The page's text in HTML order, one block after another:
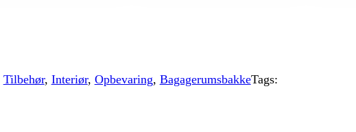
Tilbehør, Interiør, Opbevaring, BagagerumsbakkeTags: